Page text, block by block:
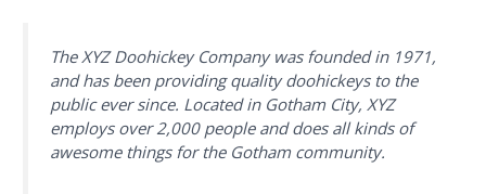
The XYZ Doohickey Company was founded in 1971,
and has been providing quality doohickeys to the
public ever since. Located in Gotham City, XYZ
employs over 2,000 people and does all kinds of
awesome things for the Gotham community.